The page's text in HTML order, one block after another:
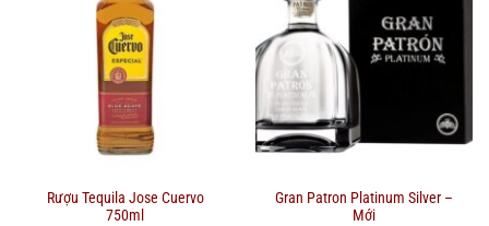
Rượu Tequila Jose Cuervo
750ml
Gran Patron Platinum Silver –
Mới